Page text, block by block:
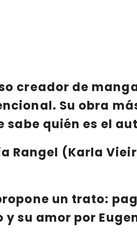
creador de
Su obra
sabe quién es el
Rangel (Karla
un trato:
su amor por